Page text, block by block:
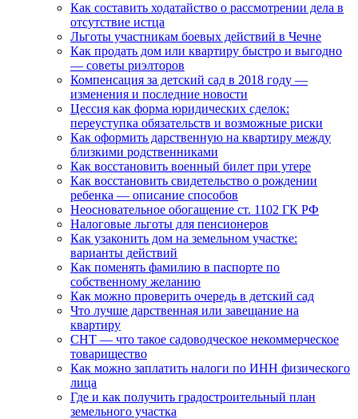
Как составить ходатайство о рассмотрении дела в
отсутствие истца
Льготы участникам боевых действий в Чечне
Как продать дом или квартиру быстро и выгодно
— советы риэлторов
Компенсация за детский сад в 2018 году —
изменения и последние новости
Цессия как форма юридических сделок:
переуступка обязательств и возможные риски
Как оформить дарственную на квартиру между
близкими родственниками
Как восстановить военный билет при утере
Как восстановить свидетельство о рождении
ребенка — описание способов
Неосновательное обогащение ст. 1102 ГК РФ
Налоговые льготы для пенсионеров
Как узаконить дом на земельном участке:
варианты действий
Как поменять фамилию в паспорте по
собственному желанию
Как можно проверить очередь в детский сад
Что лучше дарственная или завещание на
квартиру
СНТ — что такое садоводческое некоммерческое
товарищество
Как можно заплатить налоги по ИНН физического
лица
Где и как получить градостроительный план
земельного участка